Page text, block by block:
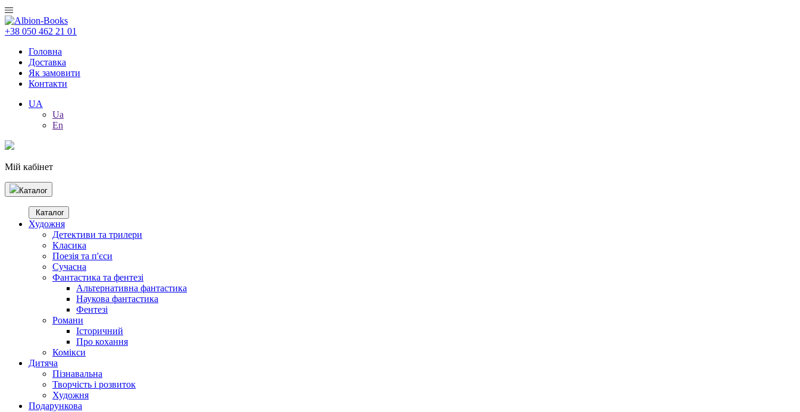
+38 050 462 21 01
Головна
Доставка
Як замовити
Контакти
UA
Ua
En
Мій кабінет
Каталог
Каталог
Художня
Детективи та трилери
Класика
Поезія та п'єси
Сучасна
Фантастика та фентезі
Альтернативна фантастика
Наукова фантастика
Фентезі
Романи
Історичний
Про кохання
Комікси
Дитяча
Пізнавальна
Творчість і розвиток
Художня
Подарункова